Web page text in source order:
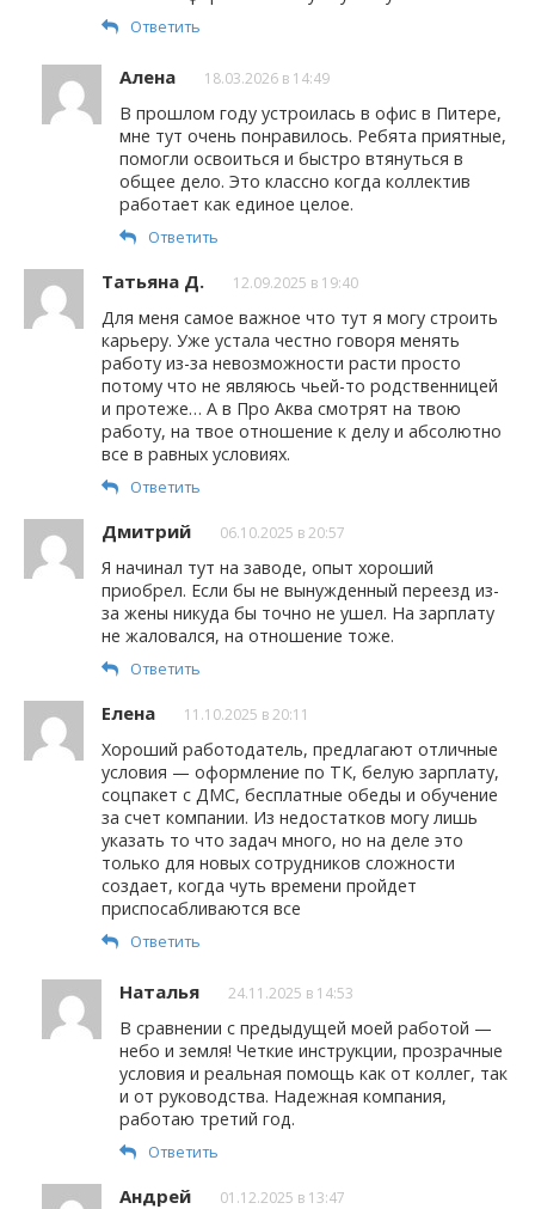
Ответить
Алена 18.03.2026 в 14:49
В прошлом году устроилась в офис в Питере,
мне тут очень понравилось. Ребята приятные,
помогли освоиться и быстро втянуться в
общее дело. Это классно когда коллектив
работает как единое целое.
Ответить
Татьяна Д. 12.09.2025 в 19:40
Для меня самое важное что тут я могу строить
карьеру. Уже устала честно говоря менять
работу из-за невозможности расти просто
потому что не являюсь чьей-то родственницей
и протеже… А в Про Аква смотрят на твою
работу, на твое отношение к делу и абсолютно
все в равных условиях.
Ответить
Дмитрий 06.10.2025 в 20:57
Я начинал тут на заводе, опыт хороший
приобрел. Если бы не вынужденный переезд из-
за жены никуда бы точно не ушел. На зарплату
не жаловался, на отношение тоже.
Ответить
Елена 11.10.2025 в 20:11
Хороший работодатель, предлагают отличные
условия — оформление по ТК, белую зарплату,
соцпакет с ДМС, бесплатные обеды и обучение
за счет компании. Из недостатков могу лишь
указать то что задач много, но на деле это
только для новых сотрудников сложности
создает, когда чуть времени пройдет
приспосабливаются все
Ответить
Наталья 24.11.2025 в 14:53
В сравнении с предыдущей моей работой —
небо и земля! Четкие инструкции, прозрачные
условия и реальная помощь как от коллег, так
и от руководства. Надежная компания,
работаю третий год.
Ответить
Андрей 01.12.2025 в 13:47